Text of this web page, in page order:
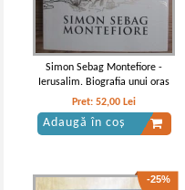
Simon Sebag Montefiore -
Ierusalim. Biografia unui oras
Pret:52,00 Lei
Adaugă în coș
-25%